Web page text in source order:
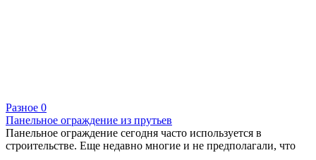
Разное 0
Панельное ограждение из прутьев
Панельное ограждение сегодня часто используется в
строительстве. Еще недавно многие и не предполагали, что